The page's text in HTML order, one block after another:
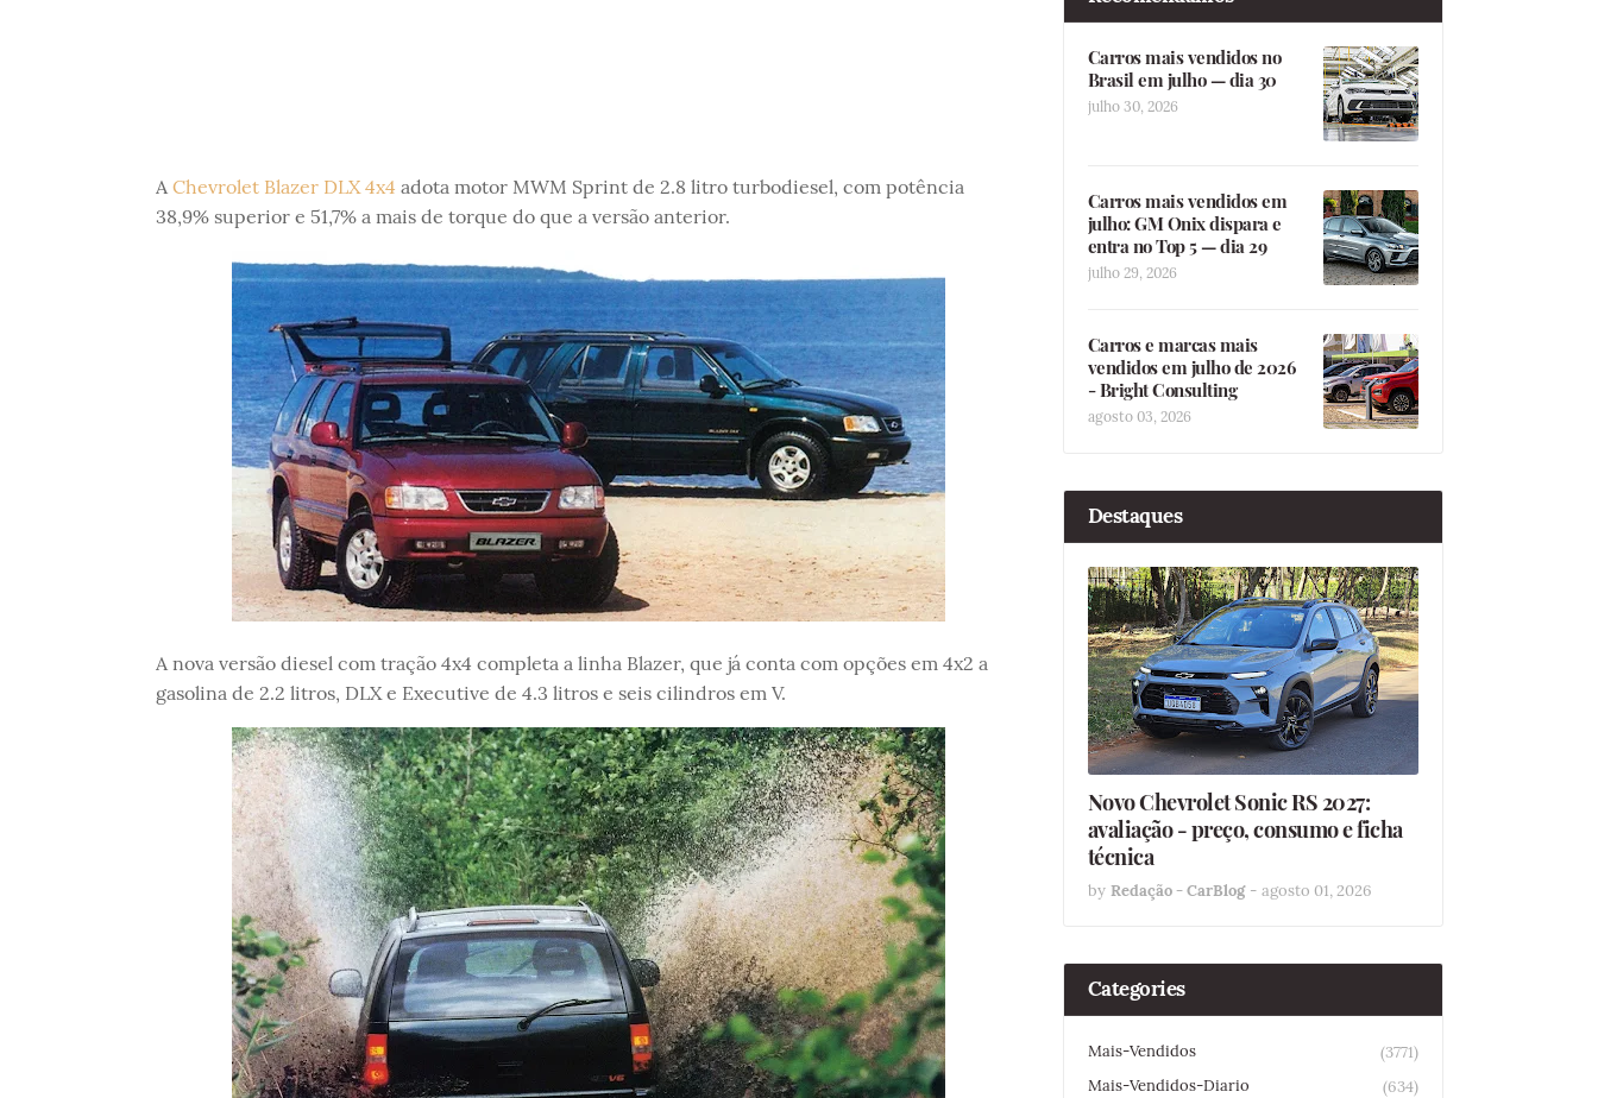
A Chevrolet Blazer DLX 4x4 adota motor MWM Sprint de 2.8 litro turbodiesel, com potência
38,9% superior e 51,7% a mais de torque do que a versão anterior.
A nova versão diesel com tração 4x4 completa a linha Blazer, que já conta com opções em 4x2 a
gasolina de 2.2 litros, DLX e Executive de 4.3 litros e seis cilindros em V.
Carros mais vendidos no
Brasil em julho — dia 30
julho 30, 2026
Carros mais vendidos em
julho: GM Onix dispara e
entra no Top 5 — dia 29
julho 29, 2026
Carros e marcas mais
vendidos em julho de 2026
- Bright Consulting
agosto 03, 2026
Destaques
Novo Chevrolet Sonic RS 2027:
avaliação - preço, consumo e ficha
técnica
by Redação - CarBlog - agosto 01, 2026
Categories
Mais-Vendidos
(3771)
Mais-Vendidos-Diario
(634)